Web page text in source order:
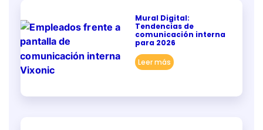
Mural Digital:
Tendencias de
comunicación interna
para 2026
Leer más